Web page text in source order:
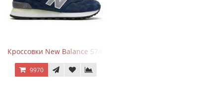
Кроссовки New Balance 574 Classic Blue Grey
9970